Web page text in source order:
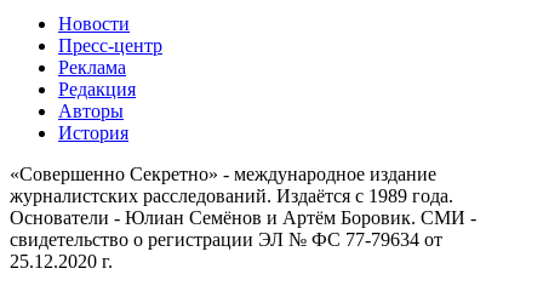
Новости
Пресс-центр
Реклама
Редакция
Авторы
История
«Совершенно Секретно» - международное издание
журналистских расследований. Издаётся с 1989 года.
Основатели - Юлиан Семёнов и Артём Боровик. CМИ -
свидетельство о регистрации ЭЛ № ФС 77-79634 от
25.12.2020 г.